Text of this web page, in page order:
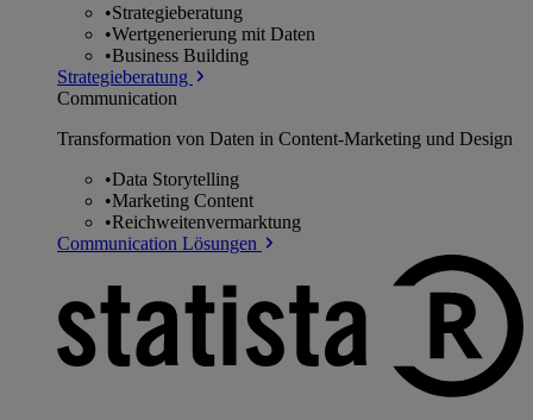
•Strategieberatung
•Wertgenerierung mit Daten
•Business Building
Strategieberatung
Communication
Transformation von Daten in Content-Marketing und Design
•Data Storytelling
•Marketing Content
•Reichweitenvermarktung
Communication Lösungen